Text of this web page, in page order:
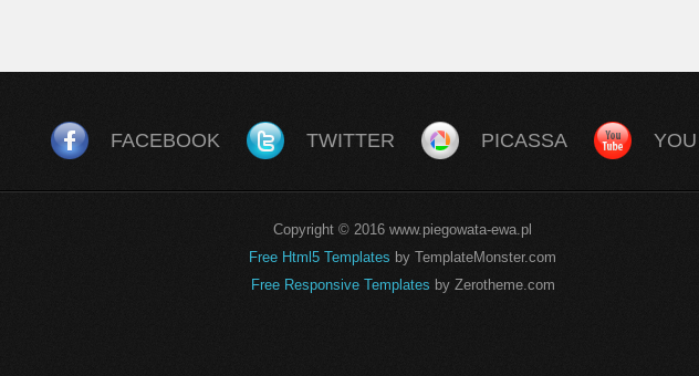
FACEBOOK TWITTER PICASSA
Copyright © 2016 www.piegowata-ewa.pl
Free Html5 Templates by TemplateMonster.com
Free Responsive Templates by Zerotheme.com